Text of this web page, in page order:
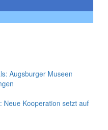
Augsburger Museen
Neue Kooperation setzt auf